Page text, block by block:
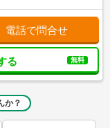
電話で問合せ
る 無料
か？